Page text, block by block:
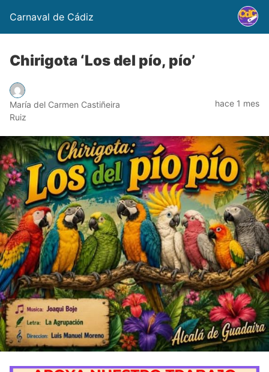
Carnaval de Cádiz
Chirigota ‘Los del pío, pío’
María del Carmen Castiñeira
Ruiz
hace 1 mes